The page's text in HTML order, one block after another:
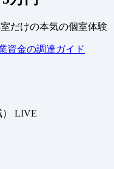
だけの本気の個室体験
資金の調達ガイド
LIVE